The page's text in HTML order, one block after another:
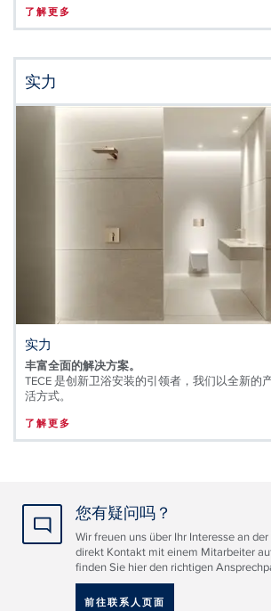
了解更多
实力
实力
丰富全面的解决方案。
TECE 是创新卫浴安装的引领者，我们以全新的
活方式。
了解更多
您有疑问吗？
Wir freuen uns über Ihr Interesse an der
direkt Kontakt mit einem Mitarbeiter
finden Sie hier den richtigen
前往联系人页面